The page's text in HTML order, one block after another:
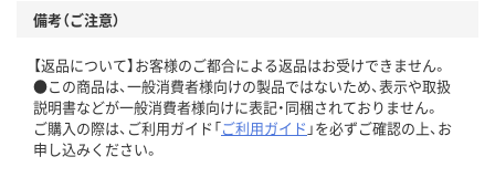
備考（ご注意）
【返品について】お客様のご都合による返品はお受けできません。
●この商品は、一般消費者様向けの製品ではないため、表示や取扱
説明書などが一般消費者様向けに表記・同梱されておりません。
ご購入の際は、ご利用ガイド「ご利用ガイド 」を必ずご確認の上、お
申し込みください。